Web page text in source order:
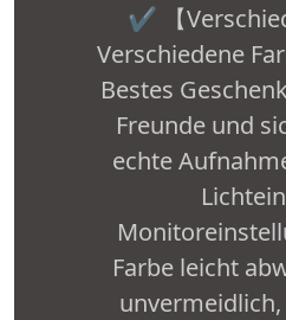
✔️ 【
Verschiedene
Bestes
Freunde und
echte
Farbe leicht